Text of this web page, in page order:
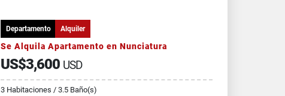
Departamento Alquiler
Se Alquila Apartamento en Nunciatura
US$3,600 USD
3 Habitaciones / 3.5 Baño(s)